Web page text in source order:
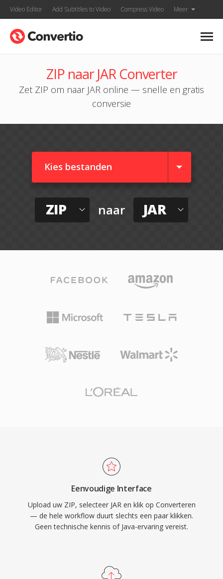
Video Editor Add Subtitles to Video Compress Video Meer
ZIP naar JAR Converter
Zet ZIP om naar JAR online — snelle en gratis
conversie
Kies bestanden
ZIP naar JAR
Eenvoudige Interface
Upload uw ZIP, selecteer JAR en klik op Converteren
— de hele workflow duurt slechts een paar klikken.
Geen technische kennis of Java-ervaring vereist.